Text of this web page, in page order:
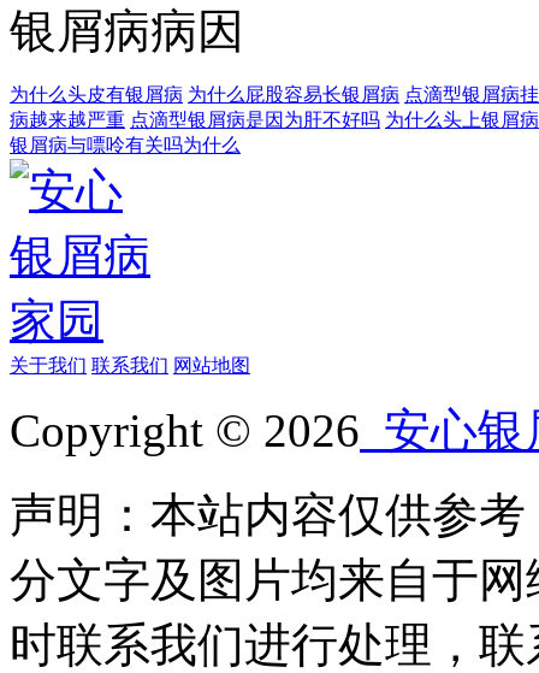
银屑病病因
为什么头皮有银屑病 为什么屁股容易长银屑病 点滴型银屑病
病越来越严重 点滴型银屑病是因为肝不好吗 为什么头上银屑
银屑病与嘌呤有关吗为什么
关于我们 联系我们 网站地图
Copyright © 2026 安心银
声明：本站内容仅供参
分文字及图片均来自于
时联系我们进行处理，